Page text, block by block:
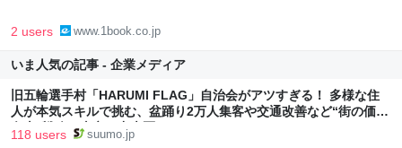
2 users www.1book.co.jp
いま人気の記事 - 企業メディア
旧五輪選手村「HARUMI FLAG」自治会がアツすぎる！ 多様な住
人が本気スキルで挑む、盆踊り2万人集客や交通改善など“街の価値
向上”戦略 東京・中央区
118 users suumo.jp